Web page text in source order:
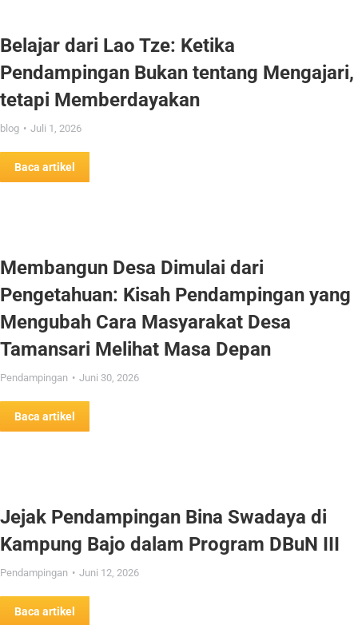
Belajar dari Lao Tze: Ketika
Pendampingan Bukan tentang Mengajari,
tetapi Memberdayakan
blog Juli 1, 2026
Baca artikel
Membangun Desa Dimulai dari
Pengetahuan: Kisah Pendampingan yang
Mengubah Cara Masyarakat Desa
Tamansari Melihat Masa Depan
Pendampingan Juni 30, 2026
Baca artikel
Jejak Pendampingan Bina Swadaya di
Kampung Bajo dalam Program DBuN III
Pendampingan Juni 12, 2026
Baca artikel